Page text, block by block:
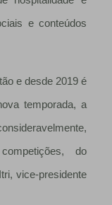
e conteúdos
e desde 2019 é
temporada, a
do
vice-presidente